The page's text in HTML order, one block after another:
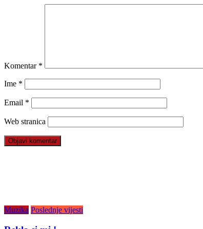
Komentar *
Ime *
Email *
Web stranica
Muzika Poslednje vijesti